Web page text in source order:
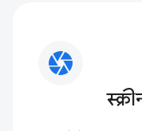
camera